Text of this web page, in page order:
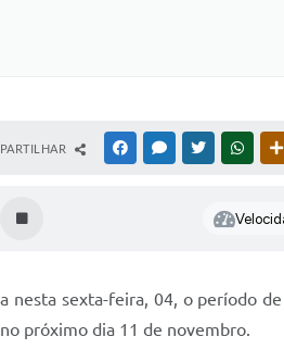
FACEBOOKMESSENGER
TWITTER
nesta sexta-feira, 04, o período
próximo dia 11 de novembro.